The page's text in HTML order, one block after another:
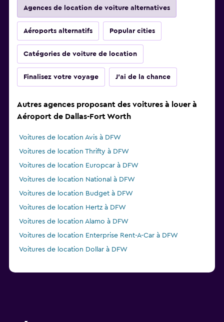
Agences de location de voiture alternatives
Aéroports alternatifs Popular cities
Catégories de voiture de location
Finalisez votre voyage J'ai de la chance
Autres agences proposant des voitures à louer à
Aéroport de Dallas-Fort Worth
Voitures de location Avis à DFW
Voitures de location Thrifty à DFW
Voitures de location Europcar à DFW
Voitures de location National à DFW
Voitures de location Budget à DFW
Voitures de location Hertz à DFW
Voitures de location Alamo à DFW
Voitures de location Enterprise Rent-A-Car à DFW
Voitures de location Dollar à DFW